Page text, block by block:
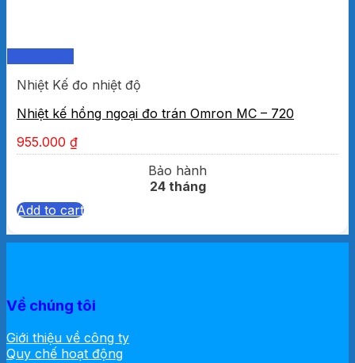
Nhiệt Kế đo nhiệt độ
Nhiệt kế hồng ngoại đo trán Omron MC – 720
955.000 ₫
Bảo hành
24 tháng
Add to cart
Về chúng tôi
Giới thiệu về công ty
Quy chế hoạt động